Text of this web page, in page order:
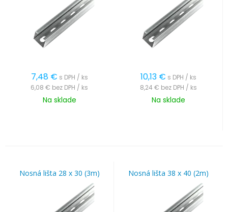
7,48 € s DPH / ks
6,08 € bez DPH / ks
Na sklade
10,13 € s DPH / ks
8,24 € bez DPH / ks
Na sklade
Nosná lišta 28 x 30 (3m) Nosná lišta 38 x 40 (2m)